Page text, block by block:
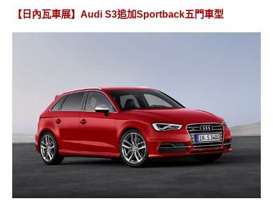
【日內瓦車展】Audi S3追加Sportback五門車型